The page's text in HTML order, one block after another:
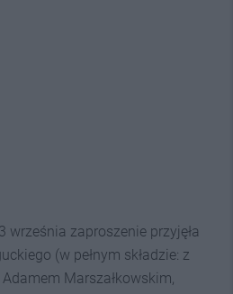
września zaproszenie przyjęła
(w pełnym składzie: z
Marszałkowskim,